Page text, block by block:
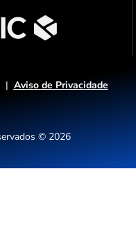
| Aviso de Privacidade
© 2026